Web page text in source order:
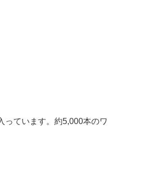
っています。約5,000本のワ